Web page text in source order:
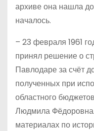
архиве она нашла
началось.
– 23 февраля 1961
принял решение о
Павлодаре за счёт
полученных при
областного
Людмила
материалах по